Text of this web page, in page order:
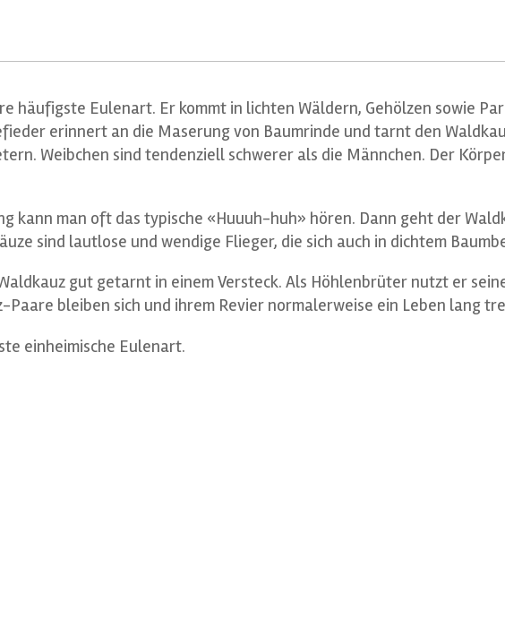
häufigste Eulenart. Er kommt in lichten Wäldern, Gehölzen sowie
erinnert an die Maserung von Baumrinde und tarnt den
Weibchen sind tendenziell schwerer als die Männchen. Der
kann man oft das typische «Huuuh-huh» hören. Dann geht der
sind lautlose und wendige Flieger, die sich auch in dichtem
gut getarnt in einem Versteck. Als Höhlenbrüter nutzt er
Paare bleiben sich und ihrem Revier normalerweise ein Leben lang